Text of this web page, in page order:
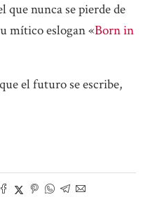
que nunca se pierde de
mítico eslogan «Born in
el futuro se escribe,